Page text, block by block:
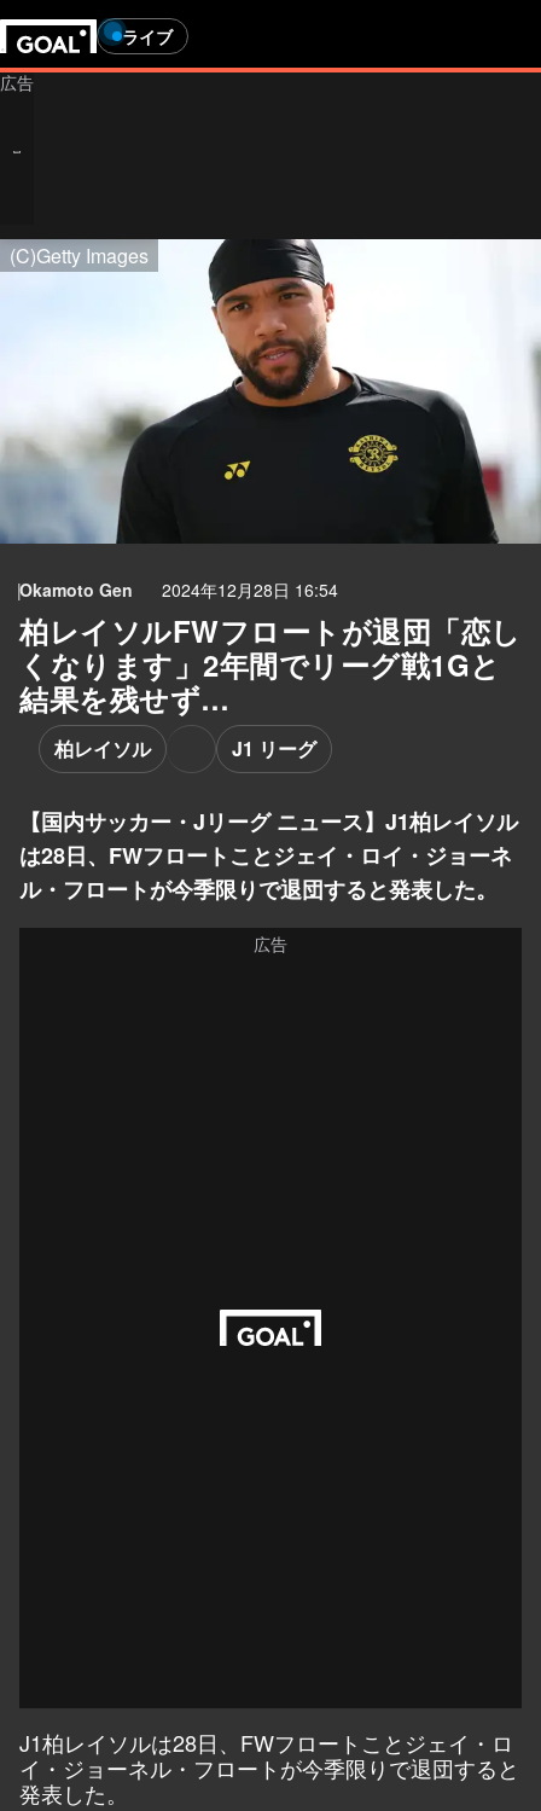
あなたは18歳以上ですか？
Help us verify your age by providing an honest response.
This site contains gambling advertising for 24+.
私は24歳以上です
私は24歳未満です
Age-restricted content
賭け事に関するコンテンツを閲覧するには、年齢要件を満た
していません。トップページへリダイレクトされます。
Go to homepage
ライブ
(C)Getty Images
Okamoto Gen 2024年12月28日 16:54
柏レイソルFWフロートが退団「恋し
くなります」2年間でリーグ戦1Gと
結果を残せず…
柏レイソル J1 リーグ
【国内サッカー・Jリーグ ニュース】J1柏レイソル
は28日、FWフロートことジェイ・ロイ・ジョーネ
ル・フロートが今季限りで退団すると発表した。
J1柏レイソルは28日、FWフロートことジェイ・ロ
イ・ジョーネル・フロートが今季限りで退団すると
発表した。